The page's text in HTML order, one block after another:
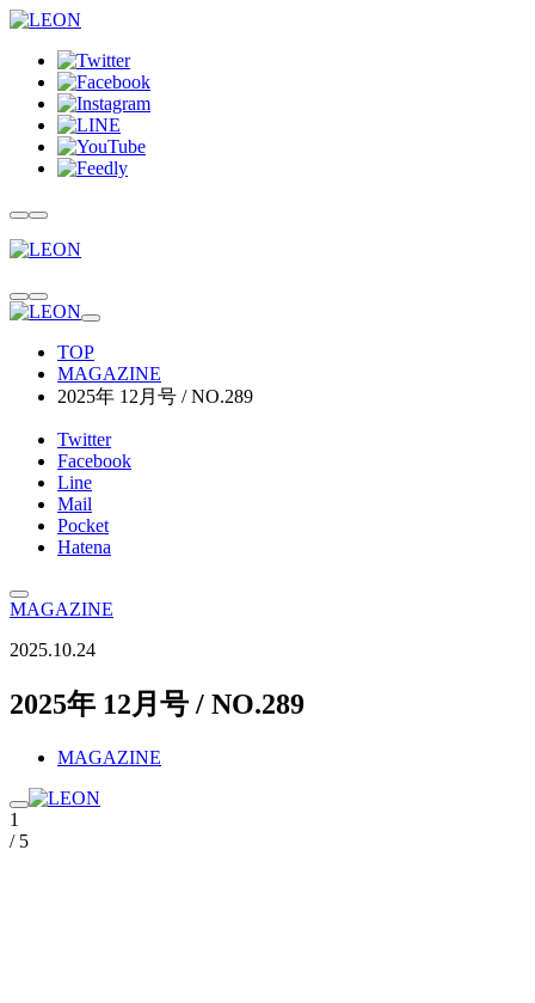
TOP
MAGAZINE
2025年 12月号 / NO.289
Twitter
Facebook
Line
Mail
Pocket
Hatena
MAGAZINE
2025.10.24
2025年 12月号 / NO.289
MAGAZINE
1
/ 5